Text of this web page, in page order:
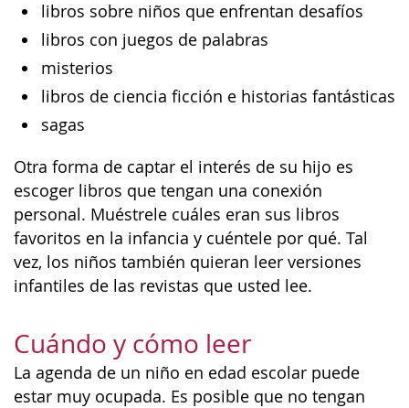
libros sobre niños que enfrentan desafíos
libros con juegos de palabras
misterios
libros de ciencia ficción e historias fantásticas
sagas
Otra forma de captar el interés de su hijo es
escoger libros que tengan una conexión
personal. Muéstrele cuáles eran sus libros
favoritos en la infancia y cuéntele por qué. Tal
vez, los niños también quieran leer versiones
infantiles de las revistas que usted lee.
Cuándo y cómo leer
La agenda de un niño en edad escolar puede
estar muy ocupada. Es posible que no tengan